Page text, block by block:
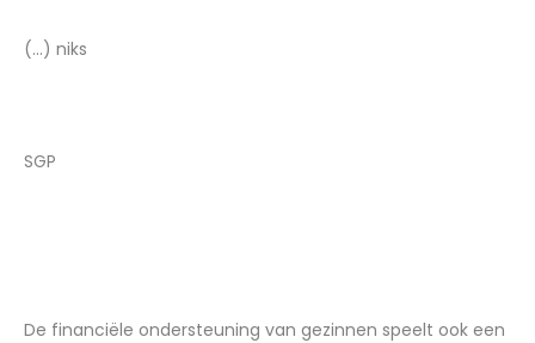
(...) niks
SGP
De financiële ondersteuning van gezinnen speelt ook een